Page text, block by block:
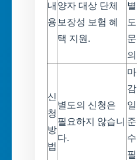
내
용
양자 대상 단체
보장성 보험 혜
택 지원.
별
도
문
의
신
청
방
법
별도의 신청은
필요하지 않습니
다.
마
감
일
준
수
필